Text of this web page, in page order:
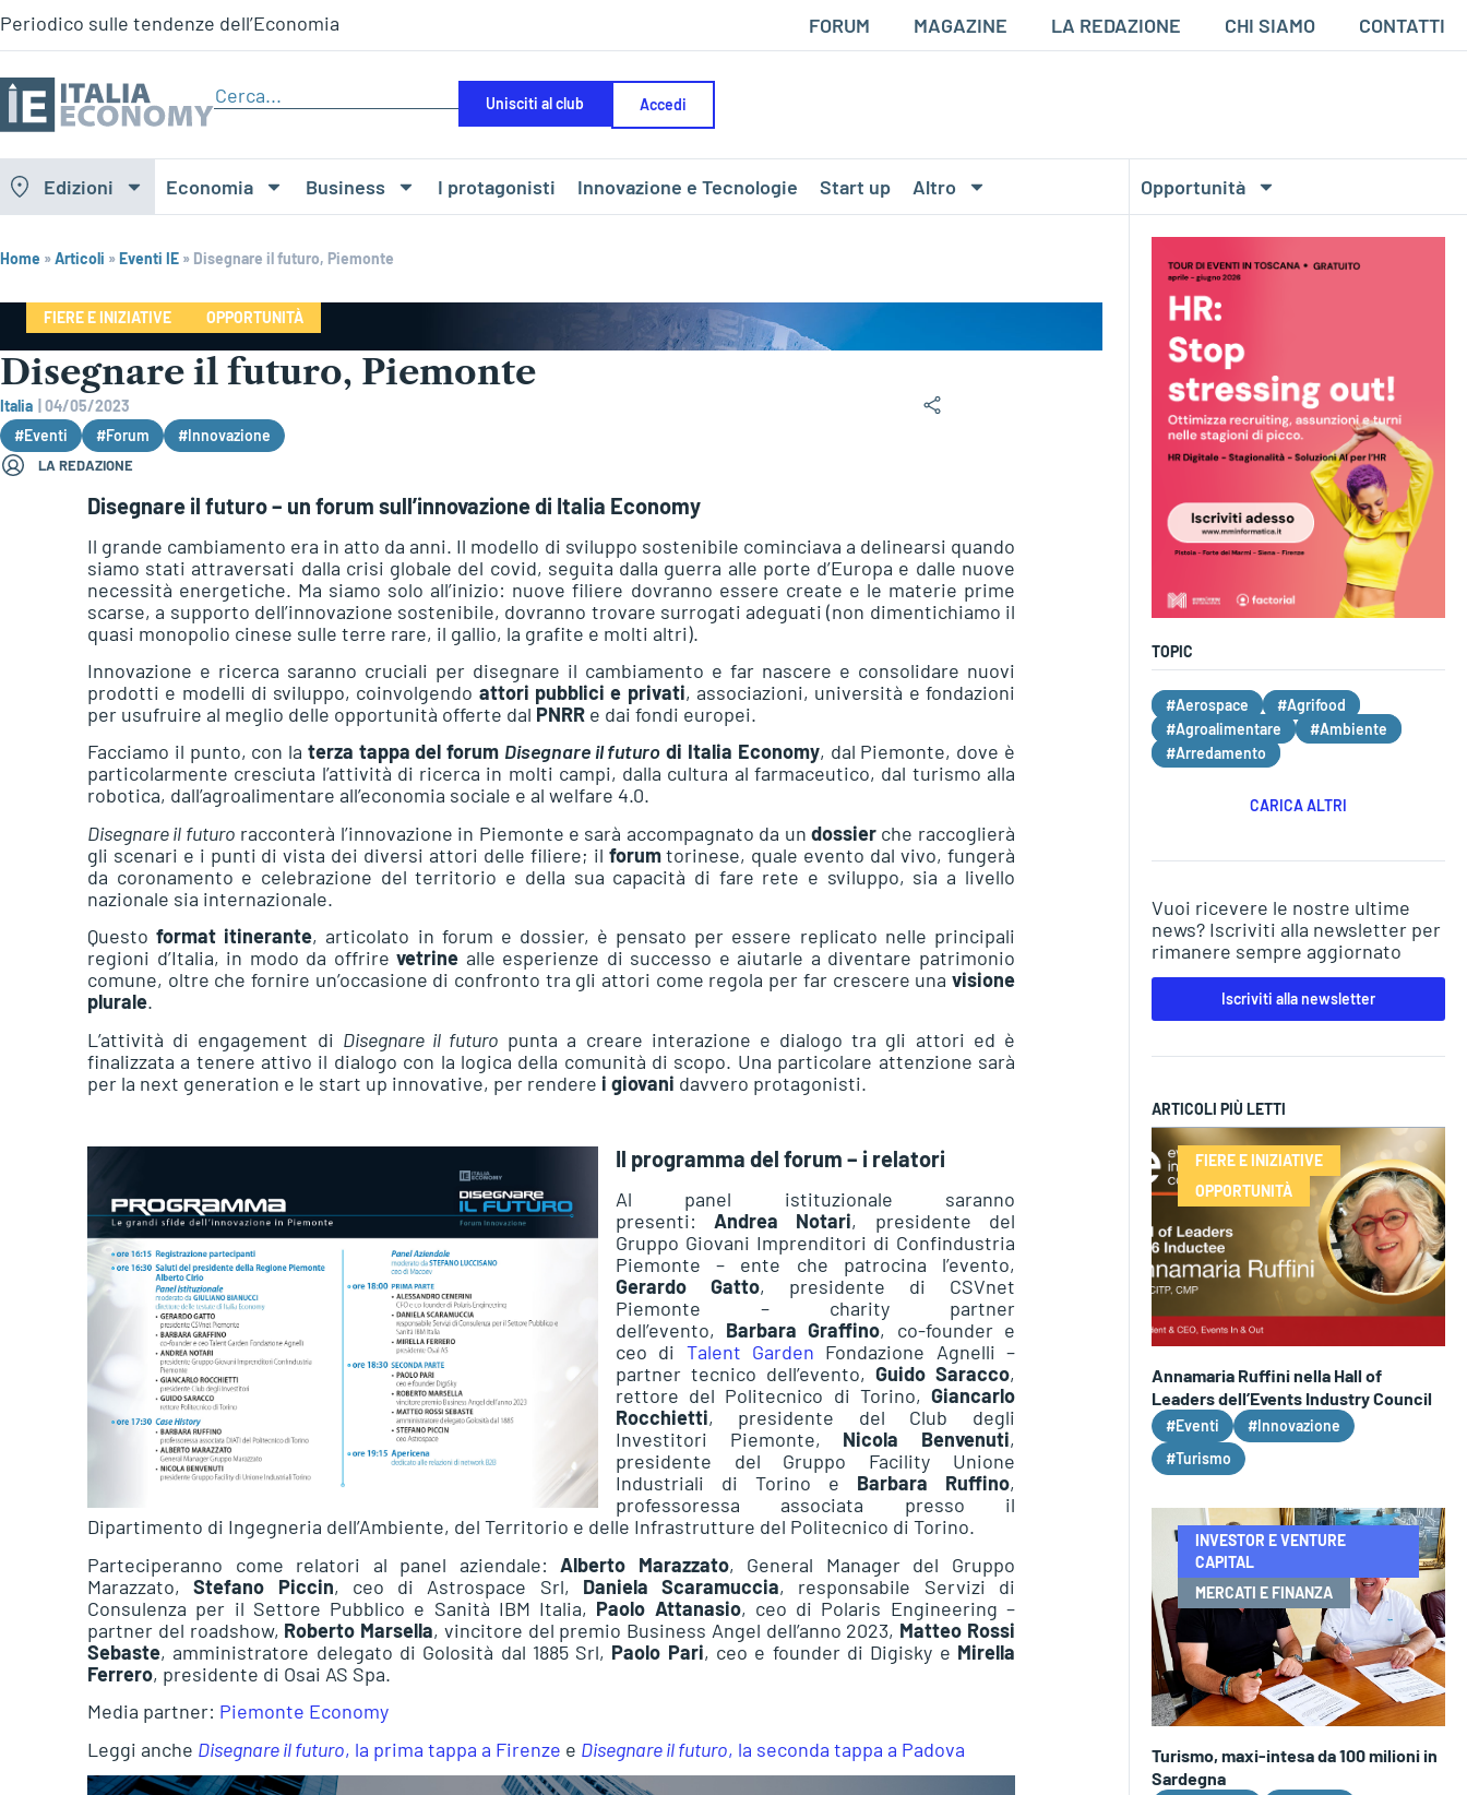
Periodico sulle tendenze dell’Economia FORUM MAGAZINE LA REDAZIONE CHI SIAMO CONTATTI
Unisciti al club Accedi
Edizioni Economia Business I protagonisti Innovazione e Tecnologie Start up Altro Opportunità
Home »Articoli »Eventi IE » Disegnare il futuro, Piemonte
FIERE E INIZIATIVE OPPORTUNITÀ
Disegnare il futuro, Piemonte
Italia
04/05/2023
#Eventi
#Forum #Innovazione
LA REDAZIONE
Disegnare il futuro – un forum sull’innovazione di Italia Economy
Il grande cambiamento era in atto da anni. Il modello di sviluppo sostenibile cominciava a delinearsi quando
siamo stati attraversati dalla crisi globale del covid, seguita dalla guerra alle porte d’Europa e dalle nuove
necessità energetiche. Ma siamo solo all’inizio: nuove filiere dovranno essere create e le materie prime
scarse, a supporto dell’innovazione sostenibile, dovranno trovare surrogati adeguati (non dimentichiamo il
quasi monopolio cinese sulle terre rare, il gallio, la grafite e molti altri).
Innovazione e ricerca saranno cruciali per disegnare il cambiamento e far nascere e consolidare nuovi
prodotti e modelli di sviluppo, coinvolgendo attori pubblici e privati, associazioni, università e fondazioni
per usufruire al meglio delle opportunità offerte dal PNRR e dai fondi europei.
Facciamo il punto, con la terza tappa del forum Disegnare il futuro di Italia Economy, dal Piemonte, dove è
particolarmente cresciuta l’attività di ricerca in molti campi, dalla cultura al farmaceutico, dal turismo alla
robotica, dall’agroalimentare all’economia sociale e al welfare 4.0.
Disegnare il futuro racconterà l’innovazione in Piemonte e sarà accompagnato da undossier che raccoglierà
gli scenari e i punti di vista dei diversi attori delle filiere; il forumtorinese, quale evento dal vivo, fungerà
da coronamento e celebrazione del territorio e della sua capacità di fare rete e sviluppo, sia a livello
nazionale sia internazionale.
Questoformat itinerante, articolato in forum e dossier, è pensato per essere replicato nelle principali
regioni d’Italia, in modo da offrirevetrine alle esperienze di successo e aiutarle a diventare patrimonio
comune, oltre che fornire un’occasione di confronto tra gli attori come regola per far crescere una visione
plurale.
L’attività di engagement di Disegnare il futuro punta a creare interazione e dialogo tra gli attori ed è
finalizzata a tenere attivo il dialogo con la logica della comunità di scopo. Una particolare attenzione sarà
per la next generation e le start up innovative, per rendere i giovani davvero protagonisti.
Il programma del forum – i relatori
Al panel istituzionale saranno
presenti:Andrea Notari, presidente del
Gruppo Giovani Imprenditori di Confindustria
Piemonte – ente che patrocina l’evento,
Gerardo Gatto, presidente di CSVnet
Piemonte – charity partner
dell’evento, Barbara Graffino, co-founder e
ceo di Talent Garden Fondazione Agnelli –
partner tecnico dell’evento, Guido Saracco,
rettore del Politecnico di Torino, Giancarlo
Rocchietti, presidente del Club degli
Investitori Piemonte, Nicola Benvenuti,
presidente del Gruppo Facility Unione
Industriali di Torino e Barbara Ruffino,
professoressa associata presso il
Dipartimento di Ingegneria dell’Ambiente, del Territorio e delle Infrastrutture del Politecnico di Torino.
Parteciperanno come relatori al panel aziendale:Alberto Marazzato, General Manager del Gruppo
Marazzato,Stefano Piccin, ceo di Astrospace Srl, Daniela Scaramuccia, responsabile Servizi di
Consulenza per il Settore Pubblico e Sanità IBM Italia, Paolo Attanasio, ceo di Polaris Engineering –
partner del roadshow, Roberto Marsella, vincitore del premio Business Angel dell’anno 2023, Matteo Rossi
Sebaste, amministratore delegato di Golosità dal 1885 Srl, Paolo Pari, ceo e founder di Digisky e Mirella
Ferrero, presidente di Osai AS Spa.
Media partner: Piemonte Economy
Leggi anche Disegnare il futuro, la prima tappa a Firenze e Disegnare il futuro, la seconda tappa a Padova
TOPIC
#Aerospace
#Agrifood
#Agroalimentare
#Ambiente
#Arredamento
CARICA ALTRI
Vuoi ricevere le nostre ultime
news? Iscriviti alla newsletter per
rimanere sempre aggiornato
Iscriviti alla newsletter
ARTICOLI PIÙ LETTI
FIERE E INIZIATIVE
OPPORTUNITÀ
Annamaria Ruffini nella Hall of
Leaders dell’Events Industry Council
#Eventi
#Innovazione
#Turismo
INVESTOR E VENTURE
CAPITAL
MERCATI E FINANZA
Turismo, maxi-intesa da 100 milioni in
Sardegna